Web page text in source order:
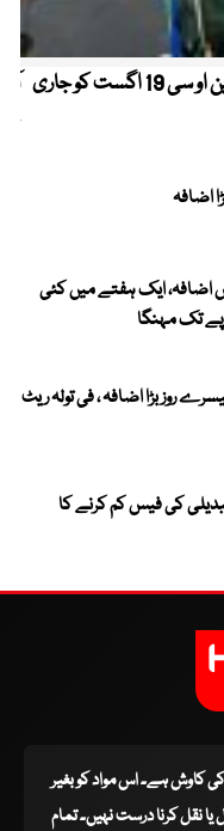
کیریبین پریمیئر لیگ ، قومی کرکٹرز کو این او سی 19 اگست کو جاری
اضافہ، ایک ہفتے میں کئی
روز بڑا اضافہ ، فی تولہ ریٹ
کی فیس کم کرنے کا
کی کاوش ہے۔ اس مواد کو بغیر
نقل کرنا درست نہیں۔ تمام